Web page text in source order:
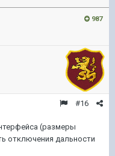
987
#16
(размеры
отключения дальности